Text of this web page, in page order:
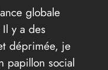
globale
y a des
déprimée, je
papillon social